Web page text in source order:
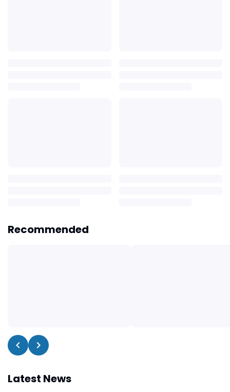
Recommended
Latest News